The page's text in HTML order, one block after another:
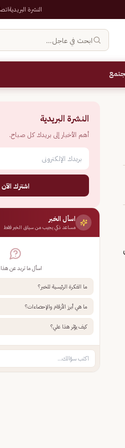
النشرة البريدية
ابحث في عاجل…
النشرة البريدية
أهم الأخبار إلى بريدك كل صباح.
اشترك الآن
اسأل الخبر
مساعد ذكي يجيب من سياق الخبر فقط
اسأل ما تريد عن هذا
ما الفكرة الرئيسية للخبر؟
ما هي أبرز الأرقام والإحصاءات؟
كيف يؤثر هذا علي؟